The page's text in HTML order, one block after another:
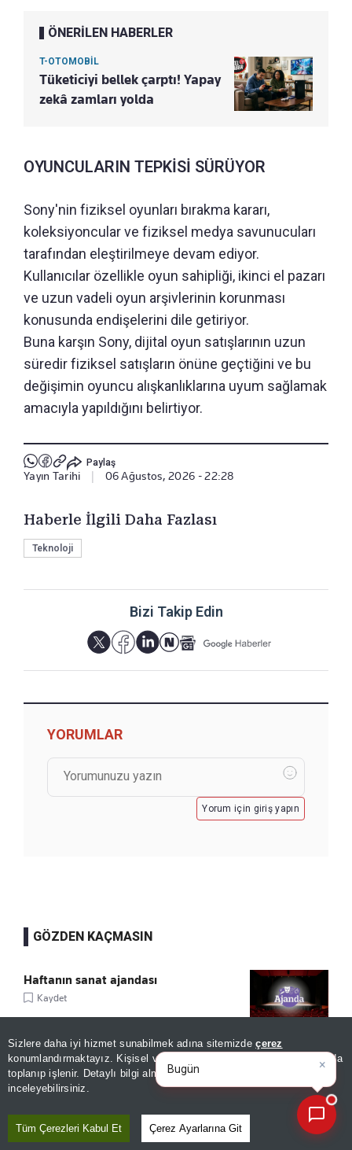
Sizlere daha iyi hizmet sunabilmek adına sitemizdeçerez
konumlandırmaktayız. Kişisel verileriniz, KVKK ve GDPR kapsamında
toplanıp işlenir. Detaylı bilgi almak içinAydınlatma Metnimizi
inceleyebilirsiniz.
Tüm Çerezleri Kabul Et Çerez Ayarlarına Git
ÖNERİLEN HABERLER
T-OTOMOBİL
Tüketiciyi bellek çarptı! Yapay
zekâ zamları yolda
OYUNCULARIN TEPKİSİ SÜRÜYOR
Sony'nin fiziksel oyunları bırakma kararı,
koleksiyoncular ve fiziksel medya savunucuları
tarafından eleştirilmeye devam ediyor.
Kullanıcılar özellikle oyun sahipliği, ikinci el pazarı
ve uzun vadeli oyun arşivlerinin korunması
konusunda endişelerini dile getiriyor.
Buna karşın Sony, dijital oyun satışlarının uzun
süredir fiziksel satışların önüne geçtiğini ve bu
değişimin oyuncu alışkanlıklarına uyum sağlamak
amacıyla yapıldığını belirtiyor.
Paylaş
Yayın Tarihi 06 Ağustos, 2026 - 22:28
Haberle İlgili Daha Fazlası
Teknoloji
Bizi Takip Edin
YORUMLAR
Yorum için giriş yapın
GÖZDEN KAÇMASIN
Haftanın sanat ajandası
Kaydet
Sturm Graz'dan Fenerbahçe itirafı:
"Mümkün değil"
Kaydet
Tarihî kitaplar dijital ortama taşınacak!
×
Bugünün öne çıkan manşetleri
ve gelişmel